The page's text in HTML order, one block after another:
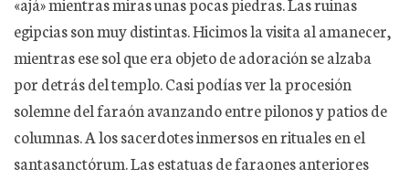
egipcias son muy distintas. Hicimos la visita al amanecer,
mientras ese sol que era objeto de adoración se alzaba
por detrás del templo. Casi podías ver la procesión
solemne del faraón avanzando entre pilonos y patios de
columnas. A los sacerdotes inmersos en rituales en el
santasanctórum. Las estatuas de faraones anteriores